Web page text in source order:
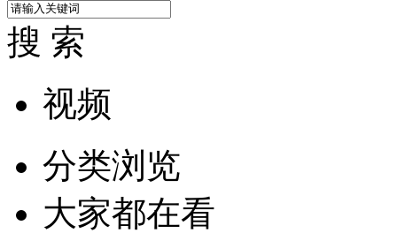
搜 索
视频
分类浏览
大家都在看